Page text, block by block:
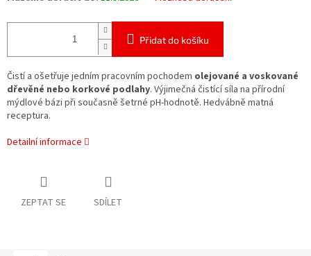
Přidat do košíku
Čistí a ošetřuje jedním pracovním pochodem olejované a voskované
dřevěné nebo korkové podlahy. Výjimečná čistící síla na přírodní
mýdlové bázi při současně šetrné pH-hodnotě. Hedvábně matná
receptura.
Detailní informace
ZEPTAT SE SDÍLET